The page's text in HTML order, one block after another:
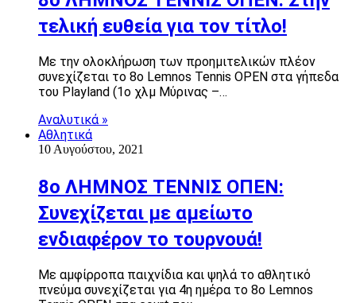
τελική ευθεία για τον τίτλο!
Με την ολοκλήρωση των προημιτελικών πλέον
συνεχίζεται το 8ο Lemnos Tennis OPEN στα γήπεδα
του Playland (1ο χλμ Μύρινας –…
Αναλυτικά »
Αθλητικά
10 Αυγούστου, 2021
8ο ΛΗΜΝΟΣ ΤΕΝΝΙΣ ΟΠΕΝ:
Συνεχίζεται με αμείωτο
ενδιαφέρον το τουρνουά!
Με αμφίρροπα παιχνίδια και ψηλά το αθλητικό
πνεύμα συνεχίζεται για 4η ημέρα το 8ο Lemnos